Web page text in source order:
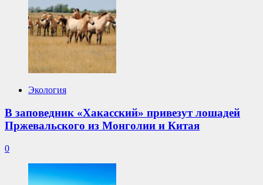
Экология
В заповедник «Хакасский» привезут лошадей
Пржевальского из Монголии и Китая
0